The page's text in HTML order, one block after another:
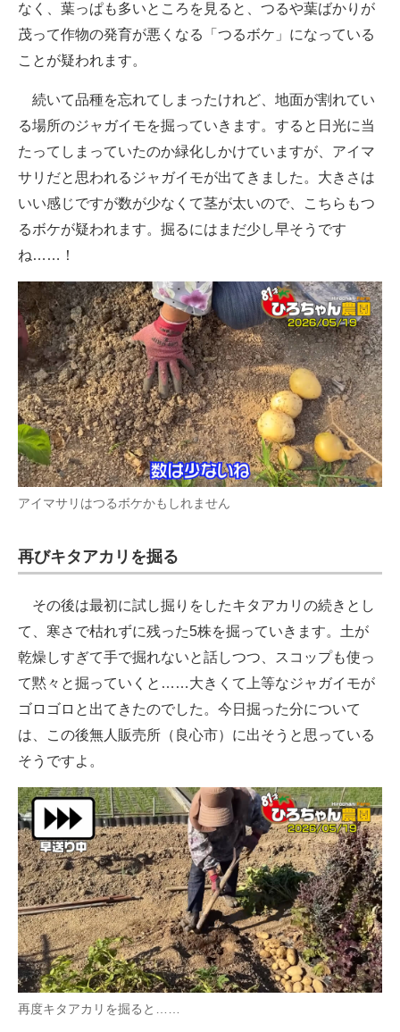
なく、葉っぱも多いところを見ると、つるや葉ばかりが
茂って作物の発育が悪くなる「つるボケ」になっている
ことが疑われます。
続いて品種を忘れてしまったけれど、地面が割れてい
る場所のジャガイモを掘っていきます。すると日光に当
たってしまっていたのか緑化しかけていますが、アイマ
サリだと思われるジャガイモが出てきました。大きさは
いい感じですが数が少なくて茎が太いので、こちらもつ
るボケが疑われます。掘るにはまだ少し早そうです
ね……！
アイマサリはつるボケかもしれません
再びキタアカリを掘る
その後は最初に試し掘りをしたキタアカリの続きとし
て、寒さで枯れずに残った5株を掘っていきます。土が
乾燥しすぎて手で掘れないと話しつつ、スコップも使っ
て黙々と掘っていくと……大きくて上等なジャガイモが
ゴロゴロと出てきたのでした。今日掘った分について
は、この後無人販売所（良心市）に出そうと思っている
そうですよ。
再度キタアカリを掘ると……